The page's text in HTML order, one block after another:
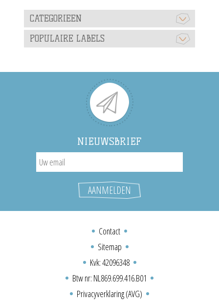
CATEGORIEEN
POPULAIRE LABELS
NIEUWSBRIEF
Contact
Sitemap
Kvk: 42096348
Btw nr: NL869.699.416.B01
Privacyverklaring (AVG)